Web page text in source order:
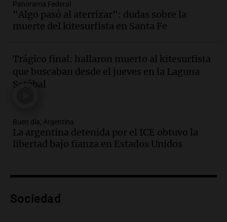
Audio.Nutricionista derribó el mito del
desayuno ideal: ¿ qué alimentos
conviene priorizar cada día ?
Audio.Detenidos relacionados con el
caso Barreler se amplían según familia
de la víctima
Audio.Análisis de la derrota legislativa
del oficialismo en el Congreso: El
impacto en la opinión pública
Audio.
Panorama Federal
"Algo pasó al aterrizar": dudas sobre la
muerte del kitesurfista en Santa Fe
Trágico final: hallaron muerto al kitesurfista
que buscaban desde el jueves en la Laguna
Setúbal
Buen día, Argentina
La argentina detenida por el ICE obtuvo la
libertad bajo fianza en Estados Unidos
Sociedad